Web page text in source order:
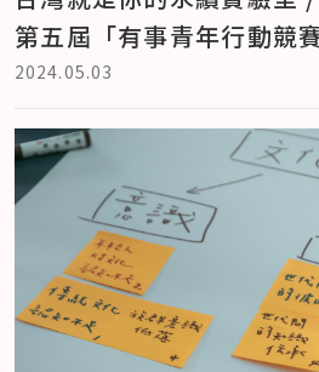
第五屆「有事青年行動競
2024.05.03